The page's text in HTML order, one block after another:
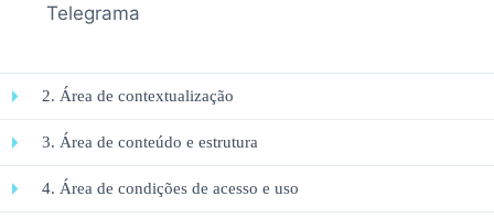
Telegrama
2. Área de contextualização
3. Área de conteúdo e estrutura
4. Área de condições de acesso e uso